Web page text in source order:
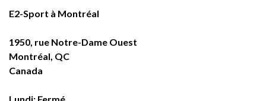
E2-Sport à Montréal
1950, rue Notre-Dame Ouest
Montréal, QC
Canada